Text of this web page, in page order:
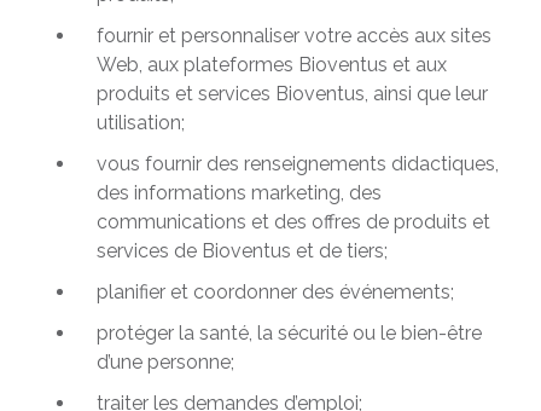
fournir et personnaliser votre accès aux sites
Web, aux plateformes Bioventus et aux
produits et services Bioventus, ainsi que leur
utilisation;
vous fournir des renseignements didactiques,
des informations marketing, des
communications et des offres de produits et
services de Bioventus et de tiers;
planifier et coordonner des événements;
protéger la santé, la sécurité ou le bien-être
d’une personne;
traiter les demandes d’emploi;